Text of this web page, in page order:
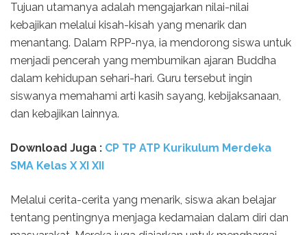
Tujuan utamanya adalah mengajarkan nilai-nilai
kebajikan melalui kisah-kisah yang menarik dan
menantang. Dalam RPP-nya, ia mendorong siswa untuk
menjadi pencerah yang membumikan ajaran Buddha
dalam kehidupan sehari-hari. Guru tersebut ingin
siswanya memahami arti kasih sayang, kebijaksanaan,
dan kebajikan lainnya.
Download Juga : CP TP ATP Kurikulum Merdeka
SMA Kelas X XI XII
Melalui cerita-cerita yang menarik, siswa akan belajar
tentang pentingnya menjaga kedamaian dalam diri dan